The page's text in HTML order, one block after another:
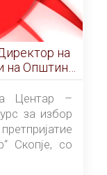
Центар –
за избор
Скопје, со